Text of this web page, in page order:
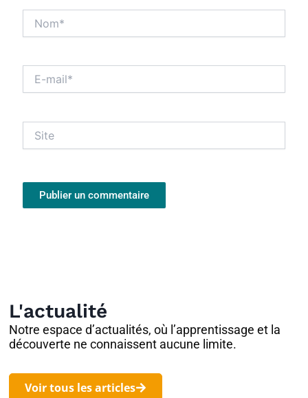
mail*
L'actualité
Notre espace d’actualités, où l’apprentissage et la
découverte ne connaissent aucune limite.
Voir tous les articles